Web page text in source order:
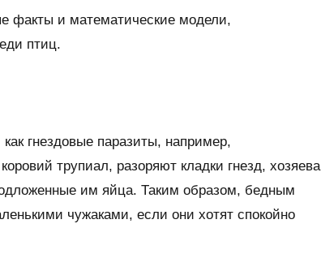
факты и математические модели,
птиц.
гнездовые паразиты, например,
трупиал, разоряют кладки гнезд, хозяева
им яйца. Таким образом, бедным
чужаками, если они хотят спокойно